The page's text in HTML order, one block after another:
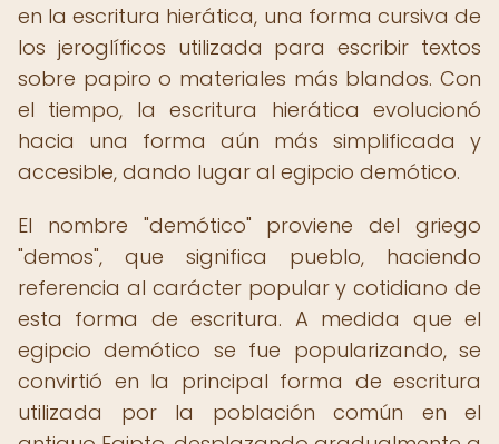
en la escritura hierática, una forma cursiva de
los jeroglíficos utilizada para escribir textos
sobre papiro o materiales más blandos. Con
el tiempo, la escritura hierática evolucionó
hacia una forma aún más simplificada y
accesible, dando lugar al egipcio demótico.
El nombre "demótico" proviene del griego
"demos", que significa pueblo, haciendo
referencia al carácter popular y cotidiano de
esta forma de escritura. A medida que el
egipcio demótico se fue popularizando, se
convirtió en la principal forma de escritura
utilizada por la población común en el